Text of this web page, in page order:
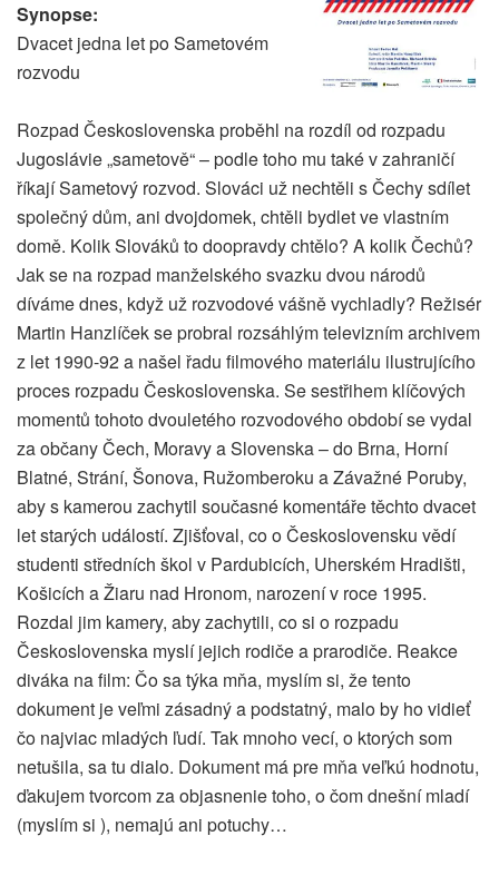
Synopse:
Dvacet jedna let po Sametovém
rozvodu
Rozpad Československa proběhl na rozdíl od rozpadu
Jugoslávie „sametově“ – podle toho mu také v zahraničí
říkají Sametový rozvod. Slováci už nechtěli s Čechy sdílet
společný dům, ani dvojdomek, chtěli bydlet ve vlastním
domě. Kolik Slováků to doopravdy chtělo? A kolik Čechů?
Jak se na rozpad manželského svazku dvou národů
díváme dnes, když už rozvodové vášně vychladly? Režisér
Martin Hanzlíček se probral rozsáhlým televizním archivem
z let 1990-92 a našel řadu filmového materiálu ilustrujícího
proces rozpadu Československa. Se sestřihem klíčových
momentů tohoto dvouletého rozvodového období se vydal
za občany Čech, Moravy a Slovenska – do Brna, Horní
Blatné, Strání, Šonova, Ružomberoku a Závažné Poruby,
aby s kamerou zachytil současné komentáře těchto dvacet
let starých událostí. Zjišťoval, co o Československu vědí
studenti středních škol v Pardubicích, Uherském Hradišti,
Košicích a Žiaru nad Hronom, narození v roce 1995.
Rozdal jim kamery, aby zachytili, co si o rozpadu
Československa myslí jejich rodiče a prarodiče. Reakce
diváka na film: Čo sa týka mňa, myslím si, že tento
dokument je veľmi zásadný a podstatný, malo by ho vidieť
čo najviac mladých ľudí. Tak mnoho vecí, o ktorých som
netušila, sa tu dialo. Dokument má pre mňa veľkú hodnotu,
ďakujem tvorcom za objasnenie toho, o čom dnešní mladí
(myslím si ), nemajú ani potuchy…